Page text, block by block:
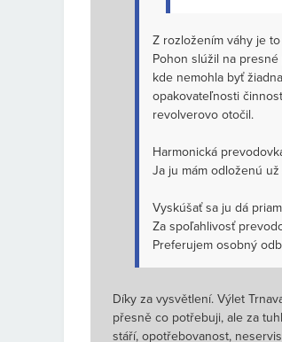
Z rozložením váhy je
Pohon slúžil na
kde nemohla byť
opakovateľnosti
revolverovo otočil.
Harmonická
Ja ju mám odloženú
Vyskúšať sa ju dá
Za spoľahlivosť
Preferujem osobný
Díky za vysvětlení. Výlet
přesně co potřebuji, ale za
stáří, opotřebovanost,